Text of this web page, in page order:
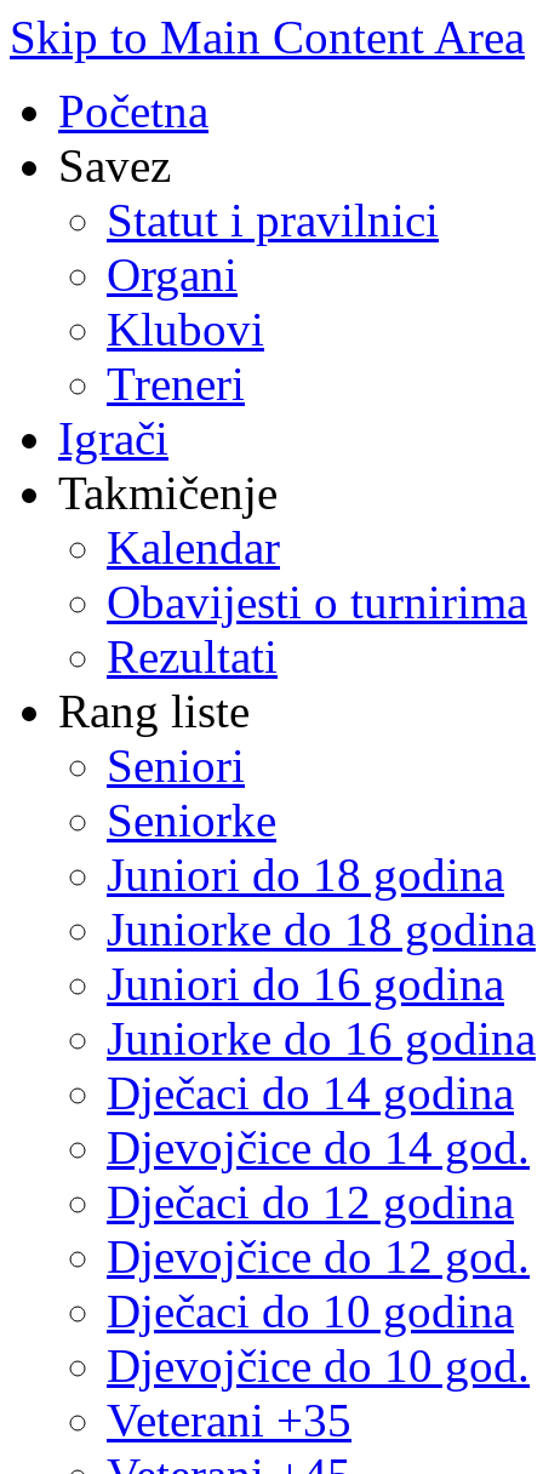
Skip to Main Content Area
Početna
Savez
Statut i pravilnici
Organi
Klubovi
Treneri
Igrači
Takmičenje
Kalendar
Obavijesti o turnirima
Rezultati
Rang liste
Seniori
Seniorke
Juniori do 18 godina
Juniorke do 18 godina
Juniori do 16 godina
Juniorke do 16 godina
Dječaci do 14 godina
Djevojčice do 14 god.
Dječaci do 12 godina
Djevojčice do 12 god.
Dječaci do 10 godina
Djevojčice do 10 god.
Veterani +35